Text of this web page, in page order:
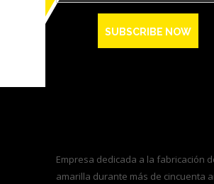
Empresa dedicada a la fabricación
amarilla durante más de cincuenta